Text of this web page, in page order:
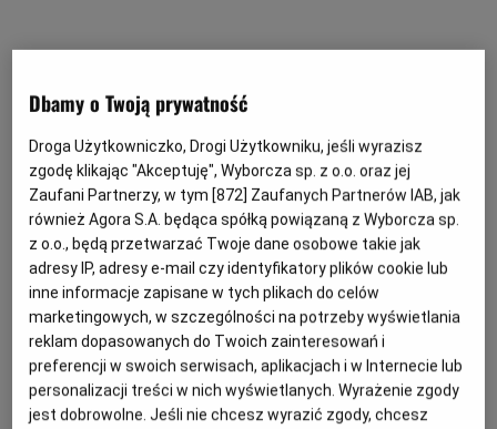
Dbamy o Twoją prywatność
Droga Użytkowniczko, Drogi Użytkowniku, jeśli wyrazisz
zgodę klikając "Akceptuję", Wyborcza sp. z o.o. oraz jej
Zaufani Partnerzy, w tym [872 ] Zaufanych Partnerów IAB, jak
również Agora S.A. będąca spółką powiązaną z Wyborcza sp.
z o.o., będą przetwarzać Twoje dane osobowe takie jak
adresy IP, adresy e-mail czy identyfikatory plików cookie lub
inne informacje zapisane w tych plikach do celów
marketingowych, w szczególności na potrzeby wyświetlania
reklam dopasowanych do Twoich zainteresowań i
preferencji w swoich serwisach, aplikacjach i w Internecie lub
personalizacji treści w nich wyświetlanych. Wyrażenie zgody
jest dobrowolne. Jeśli nie chcesz wyrazić zgody, chcesz